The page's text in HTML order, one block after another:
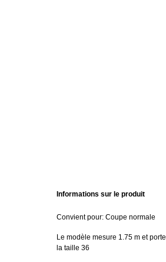
Informations sur le produit
Convient pour: Coupe normale
Le modèle mesure 1.75 m et porte
la taille 36